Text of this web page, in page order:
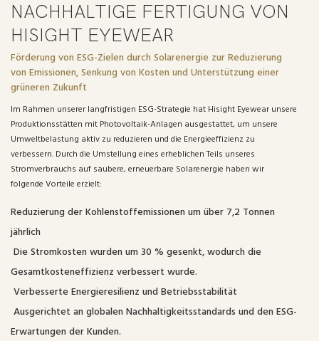
NACHHALTIGE FERTIGUNG VON
HISIGHT EYEWEAR
Förderung von ESG-Zielen durch Solarenergie zur Reduzierung
von Emissionen, Senkung von Kosten und Unterstützung einer
grüneren Zukunft
Im Rahmen unserer langfristigen ESG-Strategie hat Hisight Eyewear unsere
Produktionsstätten mit Photovoltaik-Anlagen ausgestattet, um unsere
Umweltbelastung aktiv zu reduzieren und die Energieeffizienz zu
verbessern. Durch die Umstellung eines erheblichen Teils unseres
Stromverbrauchs auf saubere, erneuerbare Solarenergie haben wir
folgende Vorteile erzielt:
Reduzierung der Kohlenstoffemissionen um über 7,2 Tonnen
jährlich
Die Stromkosten wurden um 30 % gesenkt, wodurch die
Gesamtkosteneffizienz verbessert wurde.
Verbesserte Energieresilienz und Betriebsstabilität
Ausgerichtet an globalen Nachhaltigkeitsstandards und den ESG-
Erwartungen der Kunden.